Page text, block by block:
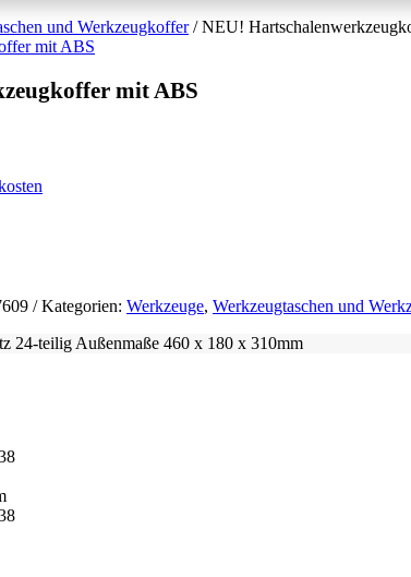
und Werkzeugkoffer/ NEU!
mit ABS
Kategorien: Werkzeuge, Werkzeugtaschen und
24-teilig Außenmaße 460 x 180 x 310mm